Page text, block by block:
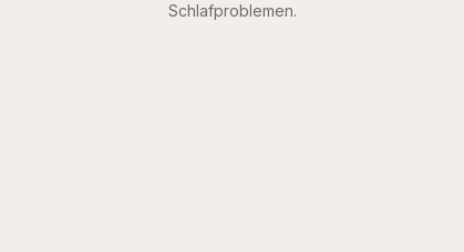
Schlafproblemen.